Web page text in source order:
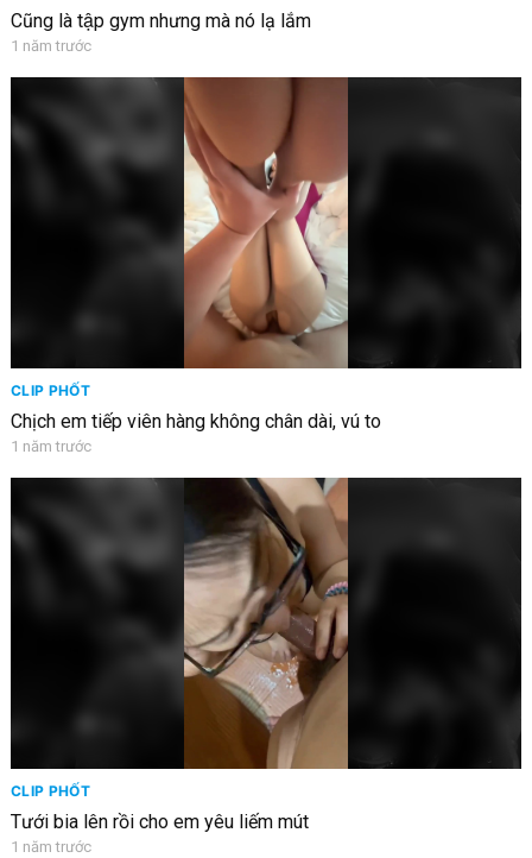
Cũng là tập gym nhưng mà nó lạ lắm
1 năm trước
CLIP PHỐT
Chịch em tiếp viên hàng không chân dài, vú to
1 năm trước
CLIP PHỐT
Tưới bia lên rồi cho em yêu liếm mút
1 năm trước